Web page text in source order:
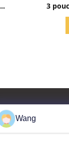
3
Contactez-
Wang